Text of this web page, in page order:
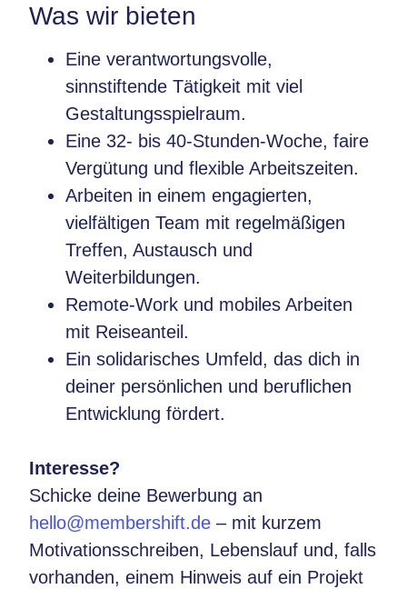
Was wir bieten
Eine verantwortungsvolle,
sinnstiftende Tätigkeit mit viel
Gestaltungsspielraum.
Eine 32- bis 40-Stunden-Woche, faire
Vergütung und flexible Arbeitszeiten.
Arbeiten in einem engagierten,
vielfältigen Team mit regelmäßigen
Treffen, Austausch und
Weiterbildungen.
Remote-Work und mobiles Arbeiten
mit Reiseanteil.
Ein solidarisches Umfeld, das dich in
deiner persönlichen und beruflichen
Entwicklung fördert.
Interesse?
Schicke deine Bewerbung an
hello@membershift.de – mit kurzem
Motivationsschreiben, Lebenslauf und, falls
vorhanden, einem Hinweis auf ein Projekt